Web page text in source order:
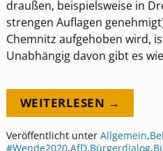
draußen, beispielsweise in
strengen Auflagen
Chemnitz aufgehoben wird,
Unabhängig davon gibt es
WEITERLESEN →
Veröffentlicht unter Allgemein,
#Wende2020,AfD,Bürgerdialog,